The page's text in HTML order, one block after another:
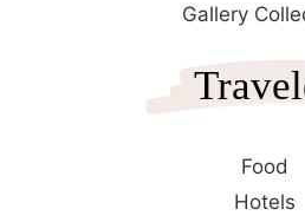
Gallery
Food
Hotels